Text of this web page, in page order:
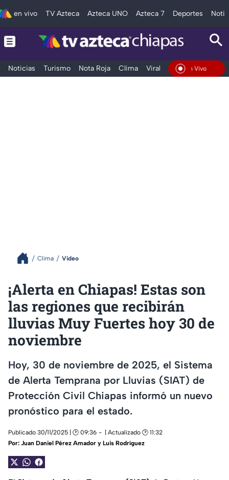
en vivo TV Azteca Azteca UNO Azteca 7 Deportes
Noticias Turismo Nota Roja Clima Viral y Tendencia
En Vivo
Clima Video
¡Alerta en Chiapas! Estas son
las regiones que recibirán
lluvias Muy Fuertes hoy 30 de
noviembre
Hoy, 30 de noviembre de 2025, el Sistema
de Alerta Temprana por Lluvias (SIAT) de
Protección Civil Chiapas informó un nuevo
pronóstico para el estado.
Publicado 30/11/2025 | 🕑 09:36
| Actualizado 🕑 11:32
Por: Juan Daniel Pérez Amador y Luis Rodríguez